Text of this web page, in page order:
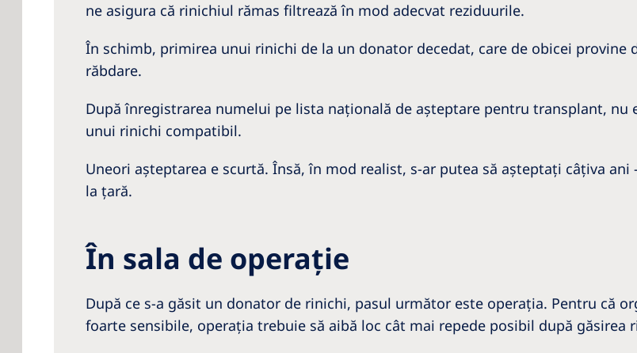
ne asigura că rinichiul rămas filtrează în mod adecvat reziduurile.
În schimb, primirea unui rinichi de la un donator decedat, care de obicei provine
răbdare.
După înregistrarea numelui pe lista naţională de aşteptare pentru transplant,
unui rinichi compatibil.
Uneori aşteptarea e scurtă. Însă, în mod realist, s-ar putea să aşteptaţi câţiva
la ţară.
În sala de operaţie
După ce s-a găsit un donator de rinichi, pasul următor este operaţia. Pentru că
foarte sensibile, operaţia trebuie să aibă loc cât mai repede posibil după găsirea